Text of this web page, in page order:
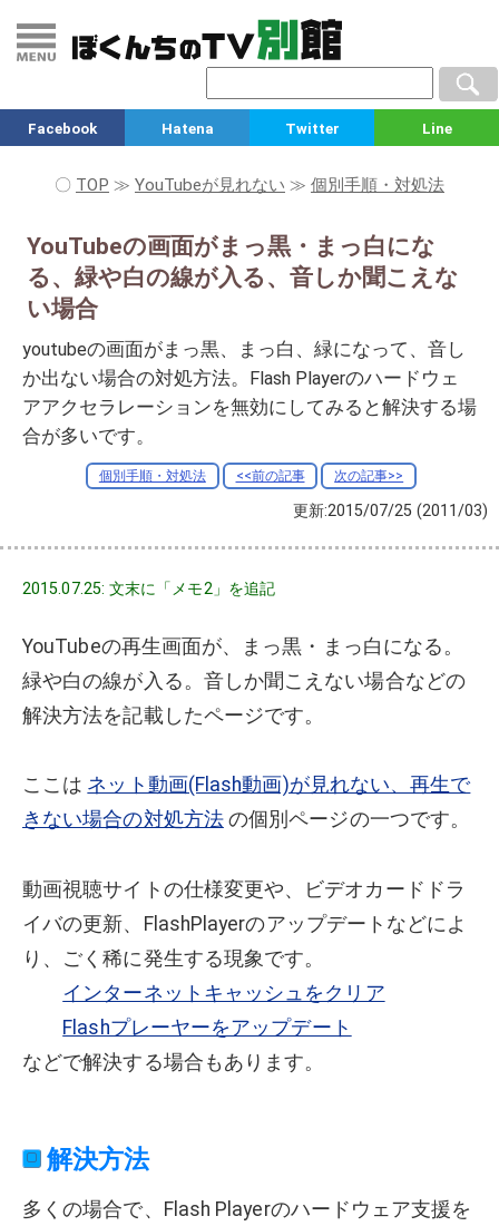
Facebook Hatena Twitter Line
〇 TOP ≫ YouTubeが見れない ≫ 個別手順・対処法
YouTubeの画面がまっ黒・まっ白にな
る、緑や白の線が入る、音しか聞こえな
い場合
youtubeの画面がまっ黒、まっ白、緑になって、音し
か出ない場合の対処方法。Flash Playerのハードウェ
アアクセラレーションを無効にしてみると解決する場
合が多いです。
個別手順・対処法 <<前の記事 次の記事>>
更新:2015/07/25 (2011/03)
2015.07.25: 文末に「メモ2」を追記
YouTubeの再生画面が、まっ黒・まっ白になる。
緑や白の線が入る。音しか聞こえない場合などの
解決方法を記載したページです。
ここは ネット動画(Flash動画)が見れない、再生で
きない場合の対処方法の個別ページの一つです。
動画視聴サイトの仕様変更や、ビデオカードドラ
イバの更新、FlashPlayerのアップデートなどによ
り、ごく稀に発生する現象です。
インターネットキャッシュをクリア
Flashプレーヤーをアップデート
などで解決する場合もあります。
解決方法
多くの場合で、Flash Playerのハードウェア支援を